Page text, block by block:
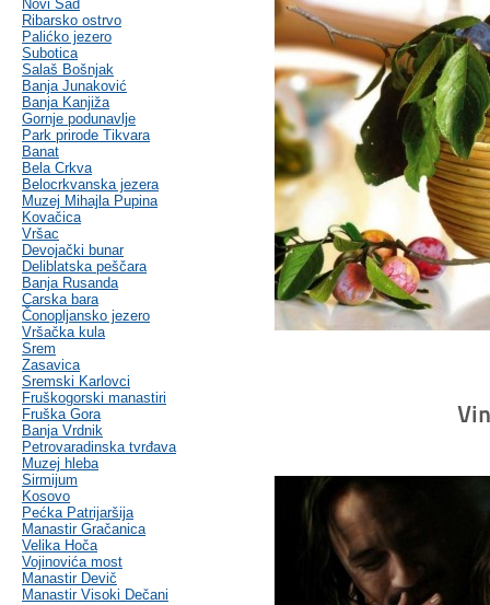
Novi Sad
Ribarsko ostrvo
Palićko jezero
Subotica
Salaš Bošnjak
Banja Junaković
Banja Kanjiža
Gornje podunavlje
Park prirode Tikvara
Banat
Bela Crkva
Belocrkvanska jezera
Muzej Mihajla Pupina
Kovačica
Vršac
Devojački bunar
Deliblatska peščara
Banja Rusanda
Carska bara
Čonopljansko jezero
Vršačka kula
Srem
Zasavica
Sremski Karlovci
Fruškogorski manastiri
Fruška Gora
Banja Vrdnik
Petrovaradinska tvrđava
Muzej hleba
Sirmijum
Kosovo
Pećka Patrijaršija
Manastir Gračanica
Velika Hoča
Vojinovića most
Manastir Devič
Manastir Visoki Dečani